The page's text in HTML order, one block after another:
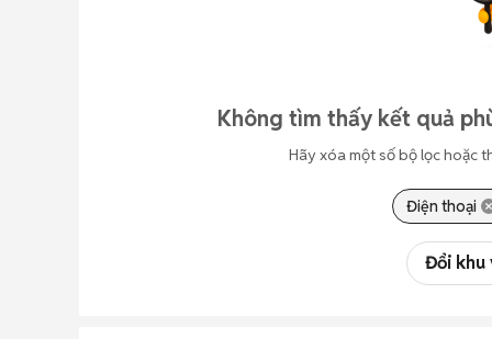
Không tìm thấy kết quả
Hãy xóa một số bộ lọc hoặc
Điện thoại
Đổi khu